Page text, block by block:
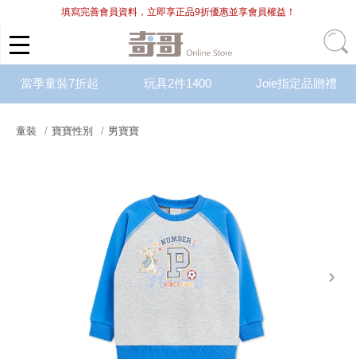
填寫完善會員資料，立即享正品9折優惠並享會員權益！
當季童裝7折起 玩具2件1400 Joie指定品贈禮
童裝 寶寶性別 男寶寶
next